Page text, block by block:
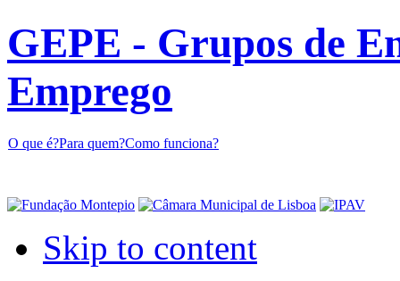
GEPE - Grupos de
Emprego
O que é?Para quem?Como funciona?
Skip to content